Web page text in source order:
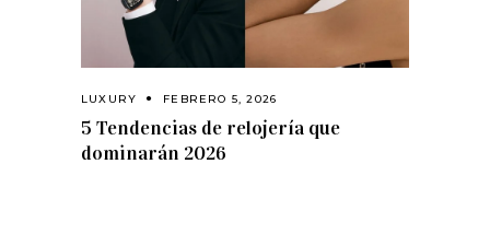
LUXURY FEBRERO 5, 2026
5 Tendencias de relojería que
dominarán 2026